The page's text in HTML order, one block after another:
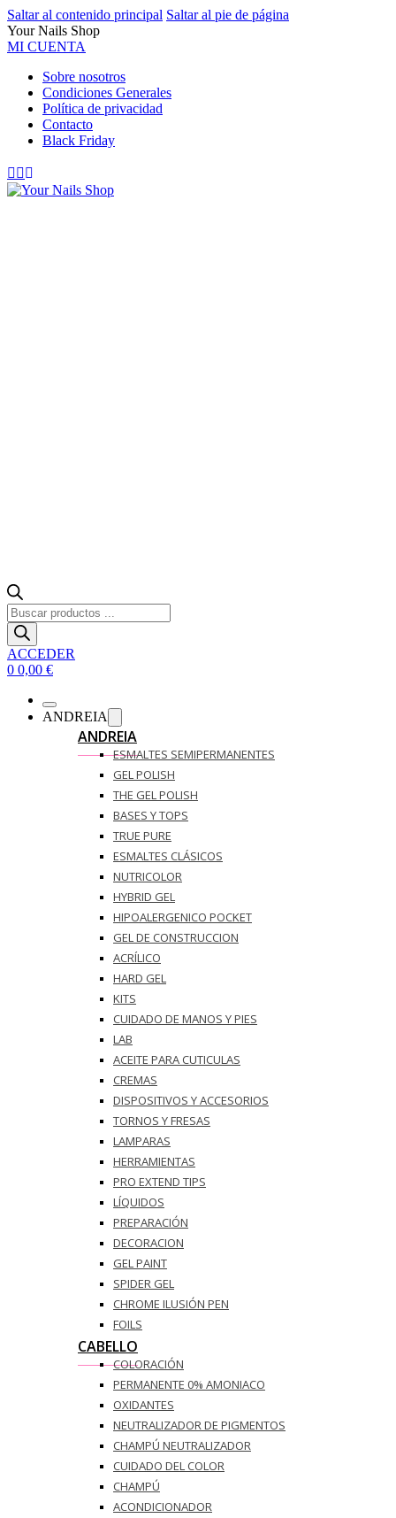
Saltar al contenido principal Saltar al pie de página
Your Nails Shop
MI CUENTA
Sobre nosotros
Condiciones Generales
Política de privacidad
Contacto
Black Friday
Búsqueda
de
productos
ACCEDER
0 0,00 €
ANDREIA
ANDREIA
ESMALTES SEMIPERMANENTES
GEL POLISH
THE GEL POLISH
BASES Y‎ TOPS
TRUE PURE
ESMALTES CLÁSICOS
NUTRICOLOR
HYBRID GEL
HIPOALERGENICO POCKET
GEL DE CONSTRUCCION
ACRÍLICO
HARD GEL
KITS
CUIDADO DE MANOS Y PIES
LAB
ACEITE PARA CUTICULAS
CREMAS
DISPOSITIVOS Y ACCESORIOS
TORNOS Y FRESAS
LAMPARAS
HERRAMIENTAS
PRO EXTEND TIPS
LÍQUIDOS
PREPARACIÓN
DECORACION
GEL PAINT
SPIDER GEL
CHROME ILUSIÓN PEN
FOILS
CABELLO
COLORACIÓN
PERMANENTE 0% AMONIACO
OXIDANTES
NEUTRALIZADOR DE PIGMENTOS
CHAMPÚ NEUTRALIZADOR
CUIDADO DEL COLOR
CHAMPÚ
ACONDICIONADOR